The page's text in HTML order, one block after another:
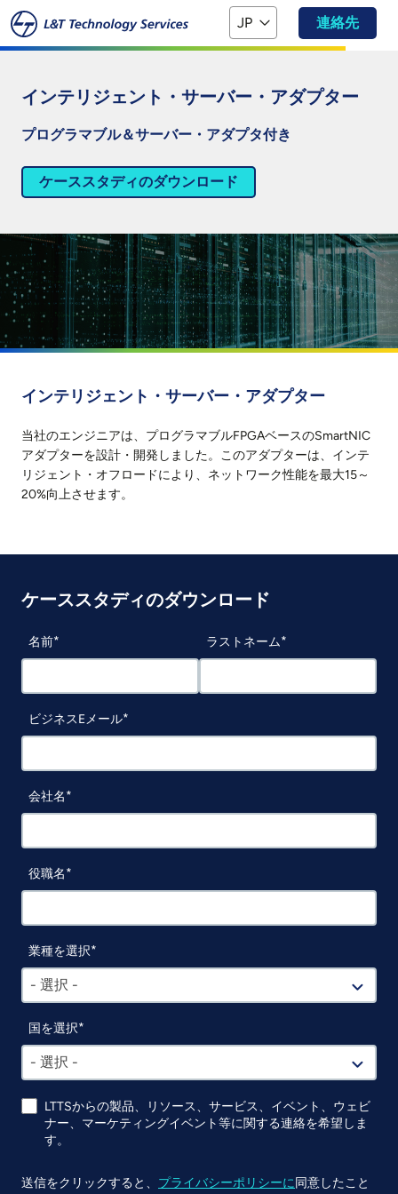
本文へスキップ
JP 連絡先
インテリジェント・サーバー・アダプター
プログラマブル＆サーバー・アダプタ付き
ケーススタディのダウンロード
インテリジェント・サーバー・アダプター
当社のエンジニアは、プログラマブルFPGAベースのSmartNIC
アダプターを設計・開発しました。このアダプターは、インテ
リジェント・オフロードにより、ネットワーク性能を最大15～
20%向上させます。
ケーススタディのダウンロード
名前 ラストネーム
ビジネスEメール
会社名
役職名
業種を選択
- 選択 -
国を選択
- 選択 -
LTTSからの製品、リソース、サービス、イベント、ウェビ
ナー、マーケティングイベント等に関する連絡を希望しま
す。
送信をクリックすると、 プライバシーポリシーに同意したこと